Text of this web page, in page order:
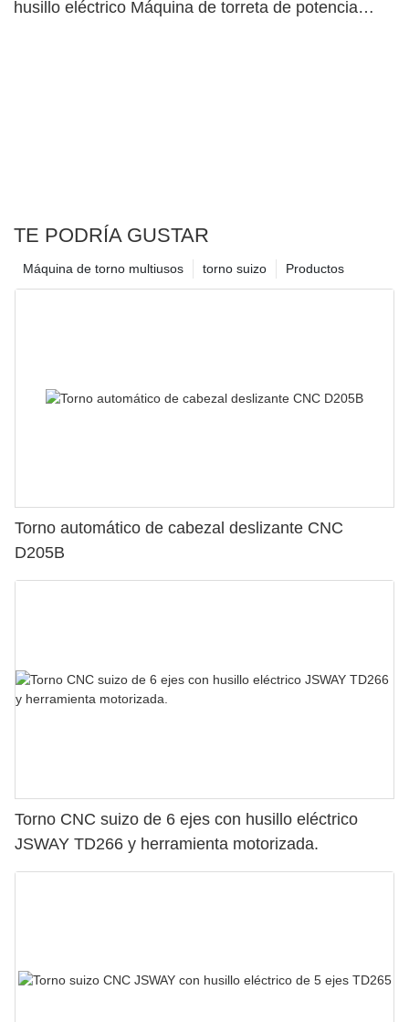
husillo eléctrico Máquina de torreta de potencia
TE PODRÍA GUSTAR
Productos
torno suizo
Máquina de torno multiusos
Torno automático de cabezal deslizante CNC
D205B
Torno CNC suizo de 6 ejes con husillo eléctrico
JSWAY TD266 y herramienta motorizada.